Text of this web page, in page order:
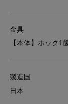
金具
【本体】ホック
製造国
日本